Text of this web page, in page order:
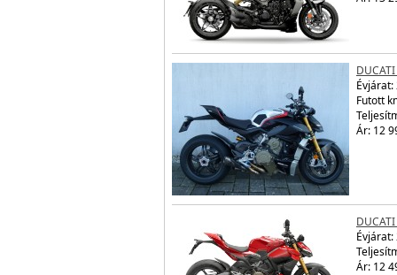
DUCATI
Évjárat:
Futott
Ár: 12
DUCATI
Évjárat:
Ár: 12